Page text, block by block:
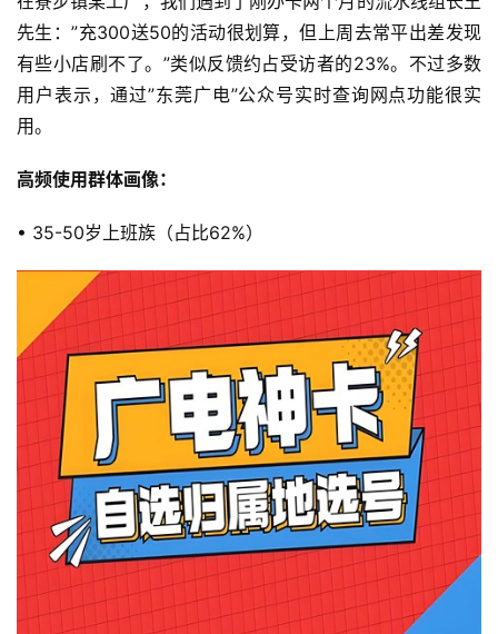
先生：”充300送50的活动很划算，但上周去常平出差发现
有些小店刷不了。”类似反馈约占受访者的23%。不过多数
用户表示，通过”东莞广电”公众号实时查询网点功能很实
用。
高频使用群体画像：
• 35-50岁上班族（占比62%）